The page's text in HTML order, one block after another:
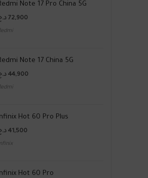
Note 17 Pro China 5G
72,900
Note 17 China 5G
44,900
Hot 60 Pro Plus
41,500
Hot 60 Pro